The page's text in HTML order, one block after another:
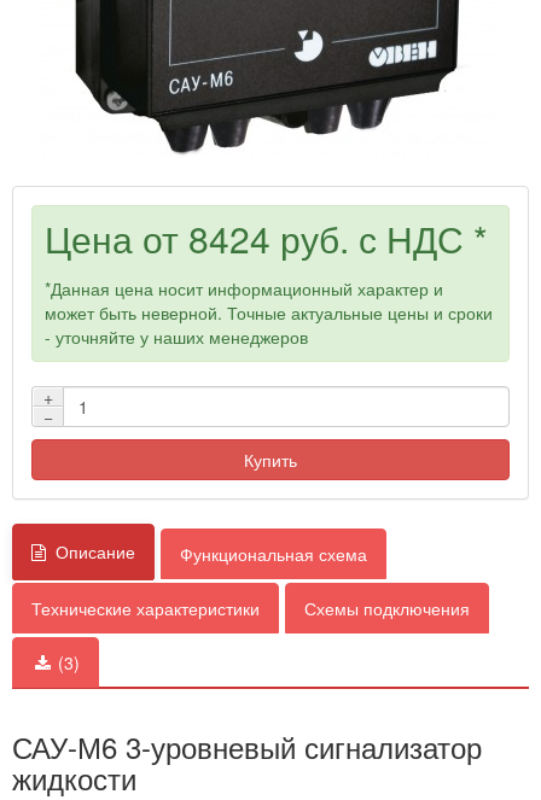
Цена от 8424 руб. с НДС *
*Данная цена носит информационный характер и
может быть неверной. Точные актуальные цены и сроки
- уточняйте у наших менеджеров
+
−
Купить
Описание Функциональная схема
Технические характеристики Схемы подключения
(3)
САУ-М6 3-уровневый сигнализатор
жидкости